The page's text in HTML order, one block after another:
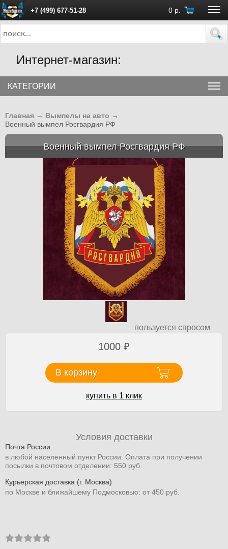
+7 (499) 677-51-28 0 р.
ПН - ПТ с 10:00 до 18:00 (Москва)
Интернет-магазин:
КАТЕГОРИИ
Главная → Вымпелы на авто →
Военный вымпел Росгвардия РФ
Военный вымпел Росгвардия РФ
пользуется спросом
1000 ₽
В корзину
купить в 1 клик
Условия доставки
Почта России
в любой населенный пункт России. Оплата при получении
посылки в почтовом отделении: 550 руб.
Курьерская доставка (г. Москва)
по Москве и ближайшему Подмосковью: от 450 руб.